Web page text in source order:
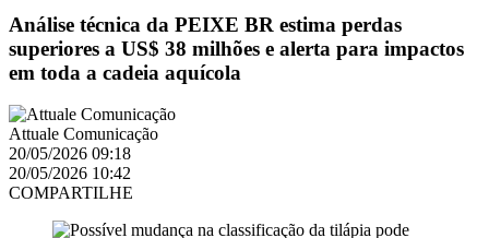
Análise técnica da PEIXE BR estima perdas
superiores a US$ 38 milhões e alerta para impactos
em toda a cadeia aquícola
Attuale Comunicação
20/05/2026 09:18
20/05/2026 10:42
COMPARTILHE